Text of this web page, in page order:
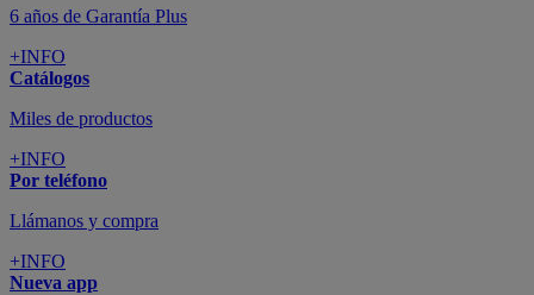
6 años de Garantía Plus
+INFO
Catálogos
Miles de productos
+INFO
Por teléfono
Llámanos y compra
+INFO
Nueva app